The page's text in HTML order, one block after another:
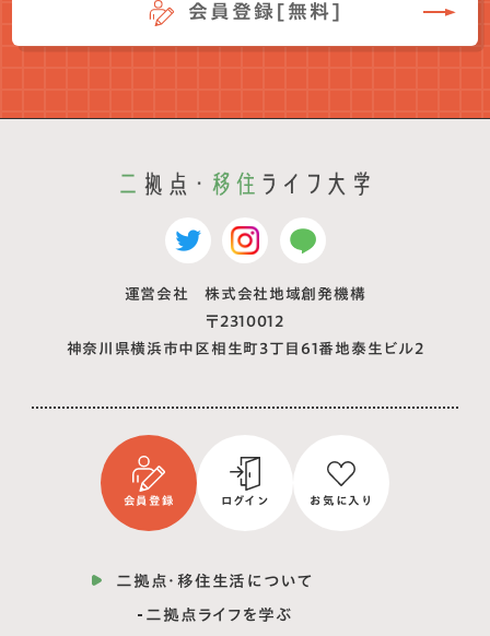
会員登録[無料]
運営会社 株式会社地域創発機構
〒2310012
神奈川県横浜市中区相生町3丁目61番地泰生ビル2
会員登録 ログイン お気に入り
二拠点・移住生活について
二拠点ライフを学ぶ